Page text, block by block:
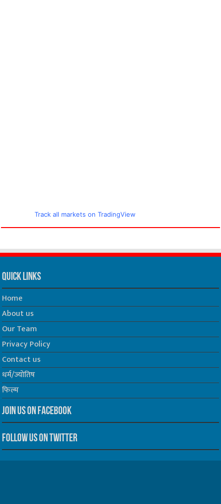
Track all markets on TradingView
Quick Links
Home
About us
Our Team
Privacy Policy
Contact us
धर्म/ज्योतिष
फिल्म
Join us on Facebook
Follow us on Twitter